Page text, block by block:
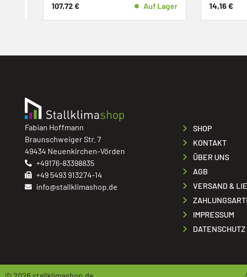
107,72€ Auf Lager 14,16€
Fabian Hoffmann
Braunschweiger Str. 7
49434 Neuenkirchen-Vörden
+49176-83398835
+49 5493 913274-14
info@stallklimashop.de
SHOP
KONTAKT
ÜBER UNS
AGB
VERSAND &
IMPRESSUM
DATENSCHUTZ